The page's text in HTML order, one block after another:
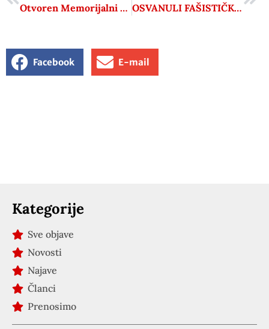
Otvoren Memorijalni centar Bolmanske bitke OSVANULI FAŠISTIČKI NATPISI U TALIJANSKIM MJESTIMA DEVIN-NABREŽINE NEDALEKO TRSTA!
Facebook E-mail
Kategorije
Sve objave
Novosti
Najave
Članci
Prenosimo